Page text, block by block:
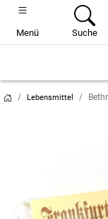
Menü Suche
Lebensmittel